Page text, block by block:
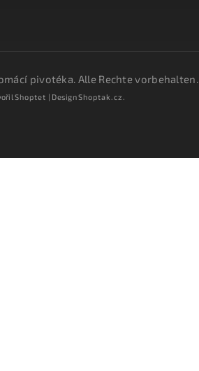
pivotéka. Alle Rechte vorbehalten.
Shoptet | DesignShoptak.cz.